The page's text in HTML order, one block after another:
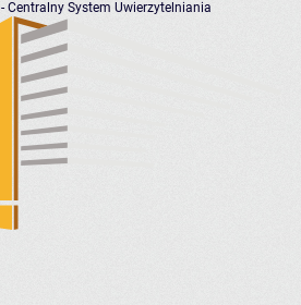
- Centralny System Uwierzytelniania